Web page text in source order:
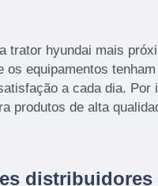
trator hyundai mais
os equipamentos tenham
a cada dia. Por
produtos de alta
distribuidores